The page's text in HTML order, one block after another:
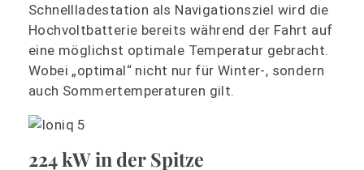
Schnellladestation als Navigationsziel wird die
Hochvoltbatterie bereits während der Fahrt auf
eine möglichst optimale Temperatur gebracht.
Wobei „optimal“ nicht nur für Winter-, sondern
auch Sommertemperaturen gilt.
224 kW in der Spitze